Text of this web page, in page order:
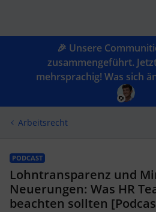
🎉 Unsere
zusammengeführt.
mehrsprachig! Was sich
Arbeitsrecht
PODCAST
Lohntransparenz und
Neuerungen: Was HR
beachten sollten